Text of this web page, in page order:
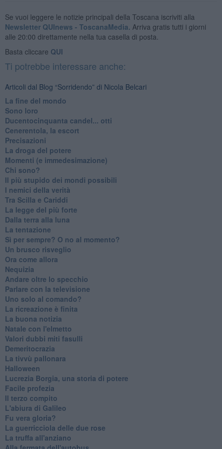
Se vuoi leggere le notizie principali della Toscana iscriviti alla
Newsletter QUInews - ToscanaMedia. Arriva gratis tutti i giorni
alle 20:00 direttamente nella tua casella di posta.
Basta cliccare QUI
Ti potrebbe interessare anche:
Articoli dal Blog “Sorridendo” di Nicola Belcari
La fine del mondo
Sono loro
Ducentocinquanta candel... otti
Cenerentola, la escort
Precisazioni
La droga del potere
Momenti (e immedesimazione)
Chi sono?
Il più stupido dei mondi possibili
I nemici della verità
Tra Scilla e Cariddi
La legge del più forte
Dalla terra alla luna
La tentazione
​Sì per sempre? O no al momento?
Un brusco risveglio
Ora come allora
Nequizia
Andare oltre lo specchio
Parlare con la televisione
Uno solo al comando?
La ricreazione è finita
La buona notizia
Natale con l'elmetto
Valori dubbi miti fasulli
Demeritocrazia
La tivvù pallonara
Halloween
​Lucrezia Borgia, una storia di potere
Facile profezia
Il terzo compito
L'abiura di Galileo
Fu vera gloria?
La guerricciola delle due rose
La truffa all'anziano